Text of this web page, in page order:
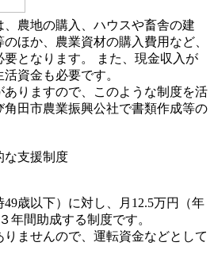
農地の購入、ハウスや畜舎の建
ほか、農業資材の購入費用など、
となります。 また、現金収入が
資金も必要です。
りますので、このような制度を活
角田市農業振興公社で書類作成等の
な支援制度
歳以下）に対し、月12.5万円（年
年間助成する制度です。
ませんので、運転資金などとして